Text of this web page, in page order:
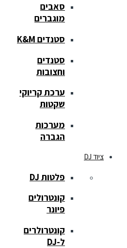
סאבים
מוגברים
סטנדים K&M
סטנדים
וחצובות
ערכת קריוקי
שקטות
מערכות
הגברה
ציוד DJ
פלטות DJ
קונטרולים
פיונר
קונטרולרים
ל-DJ